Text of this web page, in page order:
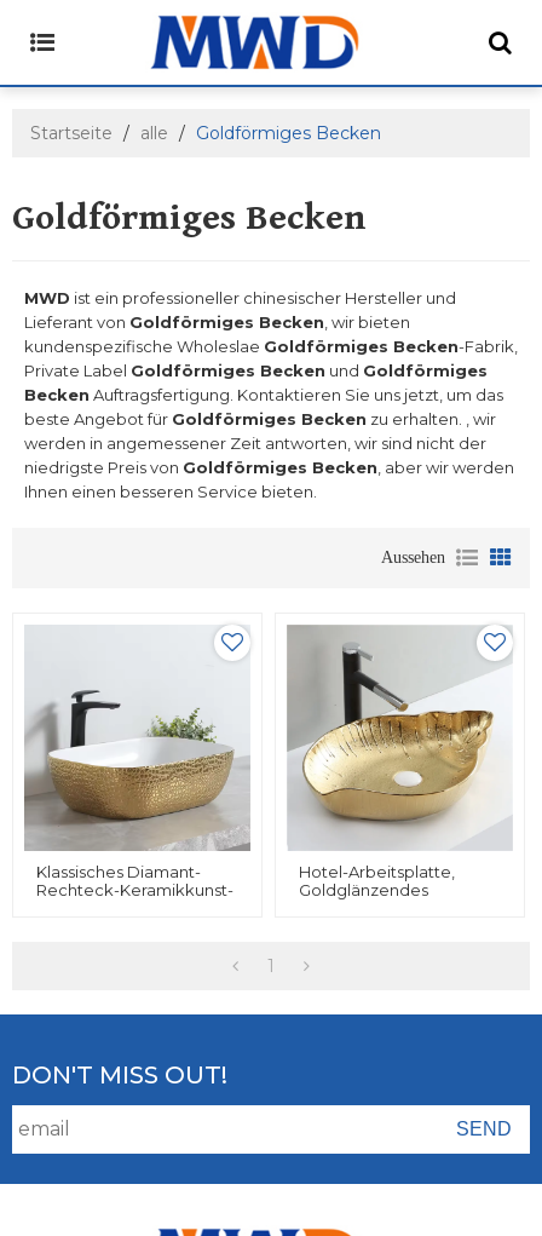
Startseite / alle / Goldförmiges Becken
Goldförmiges Becken
MWD ist ein professioneller chinesischer Hersteller und
Lieferant von Goldförmiges Becken , wir bieten
kundenspezifische Wholeslae Goldförmiges Becken-Fabrik,
Private Label Goldförmiges Becken und Goldförmiges
Becken Auftragsfertigung. Kontaktieren Sie uns jetzt, um das
beste Angebot für Goldförmiges Becken zu erhalten. , wir
werden in angemessener Zeit antworten, wir sind nicht der
niedrigste Preis von Goldförmiges Becken , aber wir werden
Ihnen einen besseren Service bieten.
Aussehen
Klassisches Diamant-
Rechteck-Keramikkunst-
Hotel-Arbeitsplatte,
Goldglänzendes
Kunstwaschbecken Aus
1
DON'T MISS OUT!